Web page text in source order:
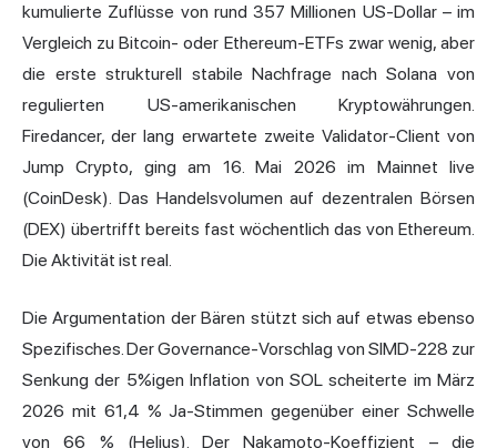
kumulierte Zuflüsse von rund 357 Millionen US-Dollar – im
Vergleich zu Bitcoin- oder Ethereum-ETFs zwar wenig, aber
die erste strukturell stabile Nachfrage nach Solana von
regulierten US-amerikanischen Kryptowährungen.
Firedancer, der lang erwartete zweite Validator-Client von
Jump Crypto, ging am 16. Mai 2026 im Mainnet live
(CoinDesk). Das Handelsvolumen auf dezentralen Börsen
(DEX) übertrifft bereits fast wöchentlich das von Ethereum.
Die Aktivität ist real.
Die Argumentation der Bären stützt sich auf etwas ebenso
Spezifisches. Der Governance-Vorschlag von SIMD-228 zur
Senkung der 5%igen Inflation von SOL scheiterte im März
2026 mit 61,4 % Ja-Stimmen gegenüber einer Schwelle
von 66 % (Helius). Der Nakamoto-Koeffizient – die